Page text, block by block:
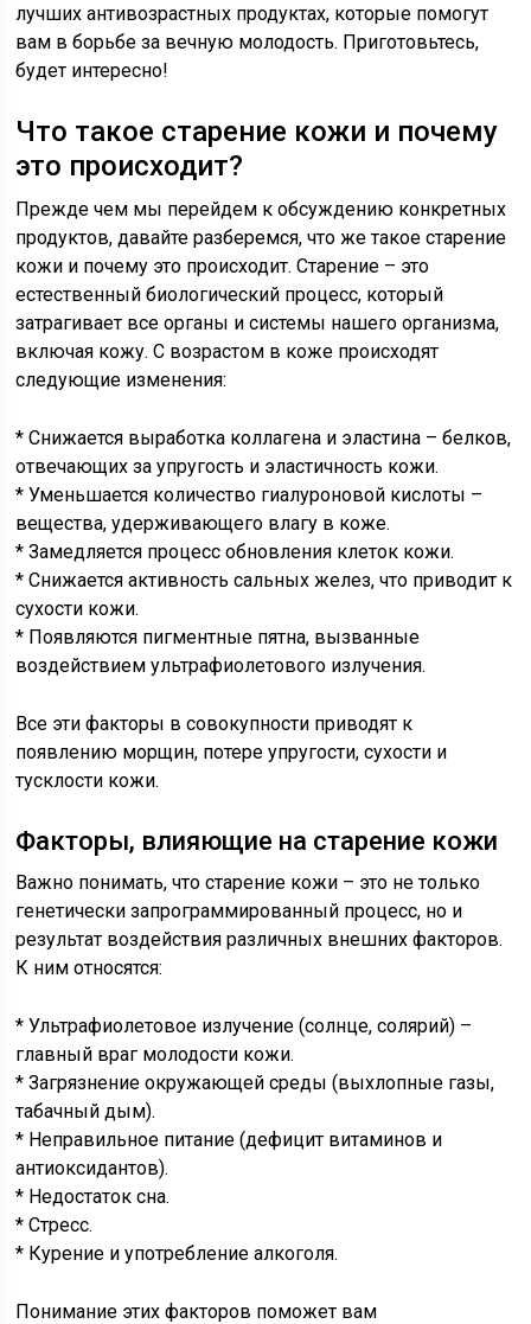
лучших антивозрастных продуктах, которые помогут
вам в борьбе за вечную молодость. Приготовьтесь,
будет интересно!
Что такое старение кожи и почему
это происходит?
Прежде чем мы перейдем к обсуждению конкретных
продуктов, давайте разберемся, что же такое старение
кожи и почему это происходит. Старение – это
естественный биологический процесс, который
затрагивает все органы и системы нашего организма,
включая кожу. С возрастом в коже происходят
следующие изменения:
* Снижается выработка коллагена и эластина – белков,
отвечающих за упругость и эластичность кожи.
* Уменьшается количество гиалуроновой кислоты –
вещества, удерживающего влагу в коже.
* Замедляется процесс обновления клеток кожи.
* Снижается активность сальных желез, что приводит к
сухости кожи.
* Появляются пигментные пятна, вызванные
воздействием ультрафиолетового излучения.
Все эти факторы в совокупности приводят к
появлению морщин, потере упругости, сухости и
тусклости кожи.
Факторы, влияющие на старение кожи
Важно понимать, что старение кожи – это не только
генетически запрограммированный процесс, но и
результат воздействия различных внешних факторов.
К ним относятся:
* Ультрафиолетовое излучение (солнце, солярий) –
главный враг молодости кожи.
* Загрязнение окружающей среды (выхлопные газы,
табачный дым).
* Неправильное питание (дефицит витаминов и
антиоксидантов).
* Недостаток сна.
* Стресс.
* Курение и употребление алкоголя.
Понимание этих факторов поможет вам